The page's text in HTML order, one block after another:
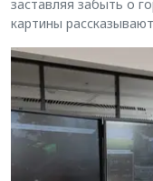
заставляя забыть о
картины